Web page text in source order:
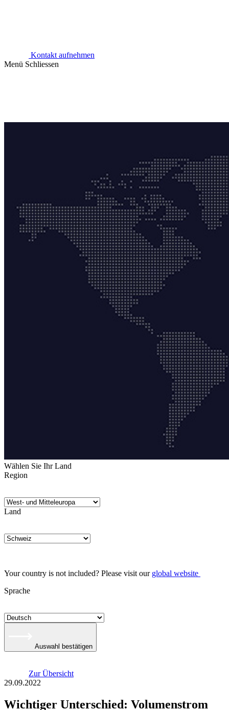
Kontakt aufnehmen
Menü Schliessen
Wählen Sie Ihr Land
Region
Land
Your country is not included? Please visit our global website
Sprache
Auswahl bestätigen
Zur Übersicht
29.09.2022
Wichtiger Unterschied: Volumenstrom